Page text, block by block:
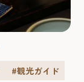
#観光ガイド